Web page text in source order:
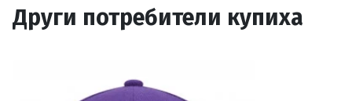
Други потребители купиха